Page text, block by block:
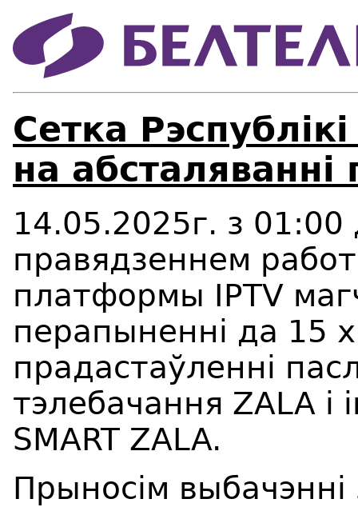
Сетка
на
14.05.2025г. з 01:00
правядзеннем
платформы IPTV
перапыненні да 15
прадастаўленні
тэлебачання ZALA і
SMART ZALA.
Прыносім выбачэнні